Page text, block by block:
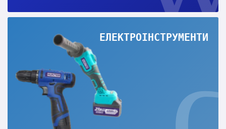
ЕЛЕКТРОІНСТРУМЕНТИ